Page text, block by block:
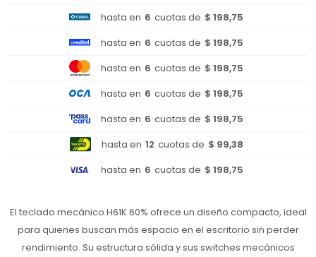
hasta en 6 cuotas de $ 198,75
hasta en 6 cuotas de $ 198,75
hasta en 6 cuotas de $ 198,75
hasta en 6 cuotas de $ 198,75
hasta en 6 cuotas de $ 198,75
hasta en 12 cuotas de $ 99,38
hasta en 6 cuotas de $ 198,75
El teclado mecánico H61K 60% ofrece un diseño compacto, ideal
para quienes buscan más espacio en el escritorio sin perder
rendimiento. Su estructura sólida y sus switches mecánicos